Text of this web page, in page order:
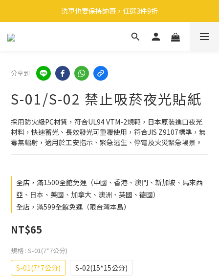
🎉 全館滿 599 免運（台灣本島）下單後 2 個工作天內寄出
洗車也要保持帥哥，任選3件9折
領取40元購物金
分享到
S-01/S-02 禁止吸菸夜光貼紙
採用防火級PC材質，符合UL94 VTM-2規範，日本原裝進口夜光
材料，快速蓄光、長效發光可重覆使用，符合JIS Z9107標準，無
毒無輻射，適用於工安指示、緊急逃生、停電及火災緊急場景。
全店，滿1500全館免運（中國、香港、澳門、新加坡、馬來西
亞、日本、美國、加拿大、澳洲、英國、德國）
全店，滿599全館免運（限台灣本島）
NT$65
規格 : S-01(7*7公分)
S-01(7*7公分) S-02(15*15公分)